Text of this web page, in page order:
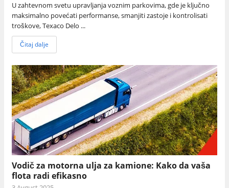
U zahtevnom svetu upravljanja voznim parkovima, gde je ključno
maksimalno povećati performanse, smanjiti zastoje i kontrolisati
troškove, Texaco Delo ...
Čitaj dalje
Vodič za motorna ulja za kamione: Kako da vaša
flota radi efikasno